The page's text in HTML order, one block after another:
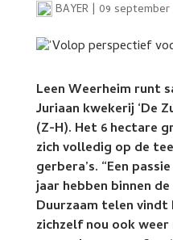
BAYER| 09 september
Leen Weerheim runt
Juriaan kwekerij ‘De
(Z-H). Het 6 hectare
zich volledig op de
gerbera’s. “Een
jaar hebben binnen
Duurzaam telen
zichzelf nou ook